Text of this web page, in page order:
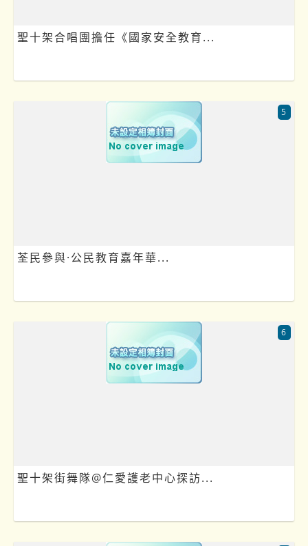
聖十架合唱團擔任《國家安全教育...
荃民參與·公民教育嘉年華...
5
聖十架街舞隊@仁愛護老中心探訪...
6